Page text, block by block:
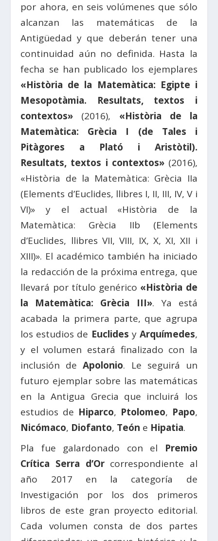
por ahora, en seis volúmenes que sólo
alcanzan las matemáticas de la
Antigüedad y que deberán tener una
continuidad aún no definida. Hasta la
fecha se han publicado los ejemplares
«Història de la Matemàtica: Egipte i
Mesopotàmia. Resultats, textos i
contextos» (2016), «Història de la
Matemàtica: Grècia I (de Tales i
Pitàgores a Plató i Aristòtil).
Resultats, textos i contextos»(2016),
«Història de la Matemàtica: Grècia IIa
(Elements d’Euclides, llibres I, II, III, IV, V i
VI)» y el actual «Història de la
Matemàtica: Grècia IIb (Elements
d’Euclides, llibres VII, VIII, IX, X, XI, XII i
XIII)». El académico también ha iniciado
la redacción de la próxima entrega, que
llevará por título genérico «Història de
la Matemàtica: Grècia III». Ya está
acabada la primera parte, que agrupa
los estudios de Euclides y Arquímedes,
y el volumen estará finalizado con la
inclusión deApolonio. Le seguirá un
futuro ejemplar sobre las matemáticas
en la Antigua Grecia que incluirá los
estudios de Hiparco, Ptolomeo, Papo,
Nicómaco, Diofanto, Teón e Hipatia.
Pla fue galardonado con el Premio
Crítica Serra d’Orcorrespondiente al
año 2017 en la categoría de
Investigación por los dos primeros
libros de este gran proyecto editorial.
Cada volumen consta de dos partes